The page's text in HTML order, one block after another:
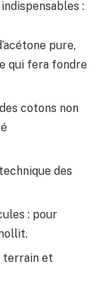
:
pure,
qui fera fondre
cotons non
des
: pour
terrain et